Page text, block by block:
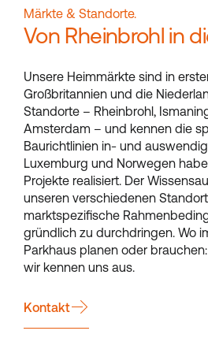
Märkte & Standorte.
Von Rheinbrohl in
Unsere Heimmärkte sind in
Großbritannien und die
Standorte – Rheinbrohl,
Amsterdam – und kennen die
Baurichtlinien in- und
Luxemburg und Norwegen
Projekte realisiert. Der
unseren verschiedenen
marktspezifische
gründlich zu durchdringen. Wo
Parkhaus planen oder
wir kennen uns aus.
Kontakt